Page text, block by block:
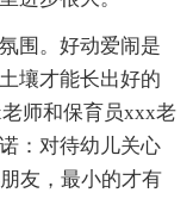
围。好动爱闹是
壤才能长出好的
师和保育员xxx老
：对待幼儿关心
友，最小的才有